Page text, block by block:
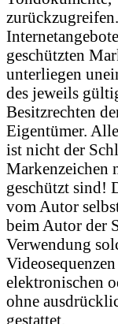
geschützten
unterliegen
des jeweils
Besitzrechten
Eigentümer.
ist nicht der
Markenzeichen
geschützt sind!
vom Autor
beim Autor der
Verwendung
elektronischen
ohne
gestattet.